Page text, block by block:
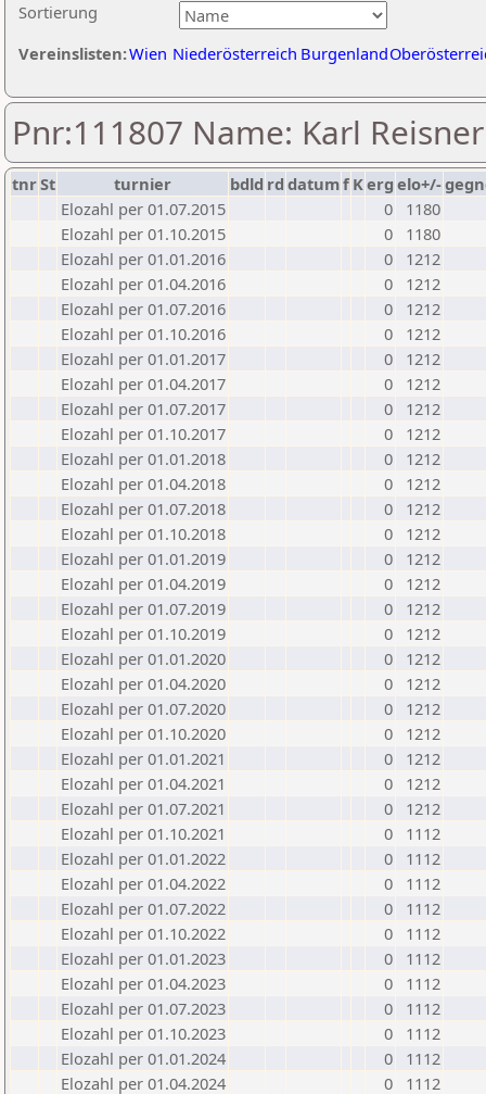
Sortierung
Vereinslisten:Wien Niederösterreich Burgenland
Pnr:111807 Name: Karl Reisner
tnrSt turnier bdld rd datumf Kerg elo+/-
Elozahl per 01.07.2015
0
1180
Elozahl per 01.10.2015
0
1180
Elozahl per 01.01.2016
0
1212
Elozahl per 01.04.2016
0
1212
Elozahl per 01.07.2016
0
1212
Elozahl per 01.10.2016
0
1212
Elozahl per 01.01.2017
0
1212
Elozahl per 01.04.2017
0
1212
Elozahl per 01.07.2017
0
1212
Elozahl per 01.10.2017
0
1212
Elozahl per 01.01.2018
0
1212
Elozahl per 01.04.2018
0
1212
Elozahl per 01.07.2018
0
1212
Elozahl per 01.10.2018
0
1212
Elozahl per 01.01.2019
0
1212
Elozahl per 01.04.2019
0
1212
Elozahl per 01.07.2019
0
1212
Elozahl per 01.10.2019
0
1212
Elozahl per 01.01.2020
0
1212
Elozahl per 01.04.2020
0
1212
Elozahl per 01.07.2020
0
1212
Elozahl per 01.10.2020
0
1212
Elozahl per 01.01.2021
0
1212
Elozahl per 01.04.2021
0
1212
Elozahl per 01.07.2021
0
1212
Elozahl per 01.10.2021
0
1112
Elozahl per 01.01.2022
0
1112
Elozahl per 01.04.2022
0
1112
Elozahl per 01.07.2022
0
1112
Elozahl per 01.10.2022
0
1112
Elozahl per 01.01.2023
0
1112
Elozahl per 01.04.2023
0
1112
Elozahl per 01.07.2023
0
1112
Elozahl per 01.10.2023
0
1112
Elozahl per 01.01.2024
0
1112
Elozahl per 01.04.2024
0
1112